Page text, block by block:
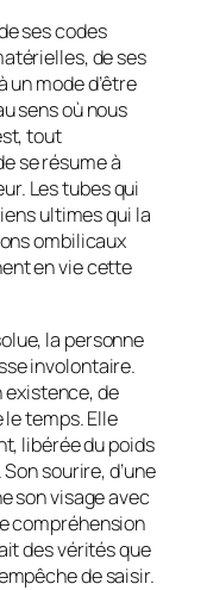
ses codes
de ses
mode d’être
sens où nous
, tout
se résume à
Les tubes qui
ultimes qui la
ombilicaux
en vie cette
la personne
involontaire.
existence, de
temps. Elle
libérée du poids
sourire, d’une
son visage avec
compréhension
des vérités que
de saisir.